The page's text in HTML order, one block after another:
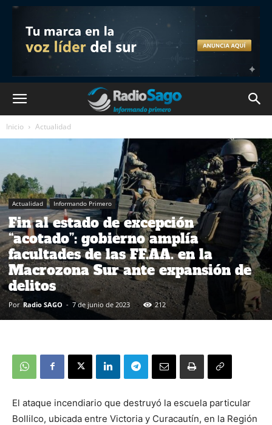
Inicio Actualidad
Actualidad Informando Primero
Fin al estado de excepción
“acotado”: gobierno amplía
facultades de las FF.AA. en la
Macrozona Sur ante expansión de
delitos
Por Radio SAGO - 7 de junio de 2023 212
El ataque incendiario que destruyó la escuela particular
Bollilco, ubicada entre Victoria y Curacautín, en la Región